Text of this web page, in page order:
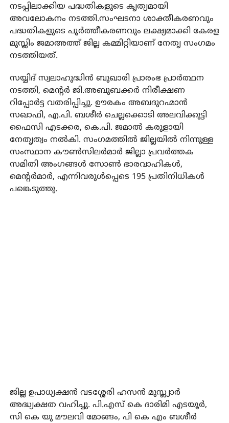
നടപ്പിലാക്കിയ പദ്ധതികളുടെ കൃത്യമായി
അവലോകനം നടത്തി.സംഘടനാ ശാക്തീകരണവും
പദ്ധതികളുടെ പൂര്‍ത്തീകരണവും ലക്ഷ്യമാക്കി കേരള
മുസ്ലിം ജമാഅത്ത് ജില്ല കമ്മിറ്റിയാണ് നേതൃ സംഗമം
നടത്തിയത്.
സയ്യിദ് സ്വലാഹുദ്ധിന്‍ ബുഖാരി പ്രാരംഭ പ്രാര്‍ത്ഥന
നടത്തി, മെന്റര്‍ ജി.അബുബക്കര്‍ നിരീക്ഷണ
റിപ്പോര്‍ട്ട വതരിപ്പിച്ചു. ഊരകം അബദുറഹ്മാന്‍
സഖാഫി, എ.പി. ബശീര്‍ ചെല്ലക്കൊടി അലവിക്കുട്ടി
ഫൈസി എടക്കര, കെ.പി. ജമാല്‍ കരുളായി
നേതൃത്വം നല്‍കി. സംഗമത്തില്‍ ജില്ലയില്‍ നിന്നുള്ള
സംസ്ഥാന കൗണ്‍സിലര്‍മാര്‍ ജില്ലാ പ്രവര്‍ത്തക
സമിതി അംഗങ്ങള്‍ സോണ്‍ ഭാരവാഹികള്‍,
മെന്റര്‍മാര്‍, എന്നിവരുള്‍പ്പെടെ 195 പ്രതിനിധികള്‍
പങ്കെടുത്തു.
ജില്ല ഉപാധ്യക്ഷന്‍ വടശ്ശേരി ഹസന്‍ മുസ്ല്യാര്‍
അദ്ധ്യക്ഷത വഹിച്ചു. പി.എസ് കെ ദാരിമി എടയൂര്‍,
സി കെ യു മൗലവി മോങ്ങം, പി കെ എം ബശീര്‍